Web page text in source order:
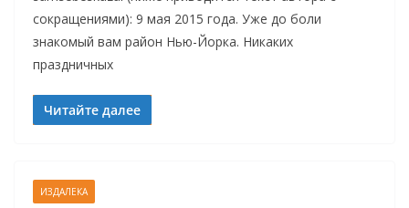
сокращениями): 9 мая 2015 года. Уже до боли
знакомый вам район Нью-Йорка. Никаких
праздничных
Читайте далее
ИЗДАЛЕКА